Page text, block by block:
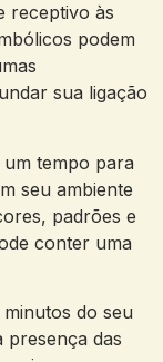
receptivo às
podem
sua ligação
um tempo para
seu ambiente
padrões e
conter uma
do seu
presença das